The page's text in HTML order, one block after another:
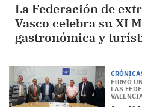
La Federación de
Vasco celebra su XI
gastronómica y
FIRMÓ
LAS